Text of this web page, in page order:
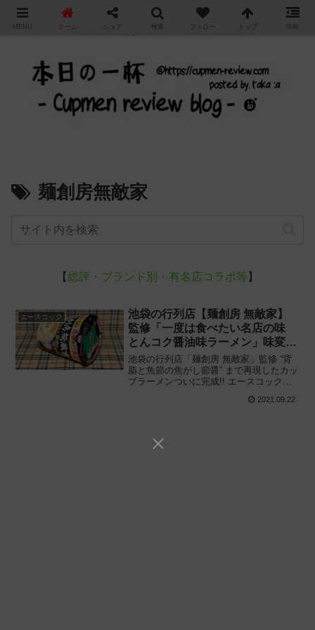
カップ麺の新商品をレビュー / アレンジするブログ
麺創房無敵家
【総評・ブランド別・有名店コラボ等 】
エースコック
池袋の行列店【麺創房 無敵家】
監修「一度は食べたい名店の味
とんコク醤油味ラーメン」味変用
の “節醤” も再現!!
池袋の行列店「麺創房 無敵家」監修 “背
脂と魚節の焦がし節醤” まで再現したカッ
プラーメンついに完成!! エースコックと
房無敵家 とんコク醤油味ラーメン」を食
2021.09.22
MENU ホーム シェア 検索 フォロー トップ 情報